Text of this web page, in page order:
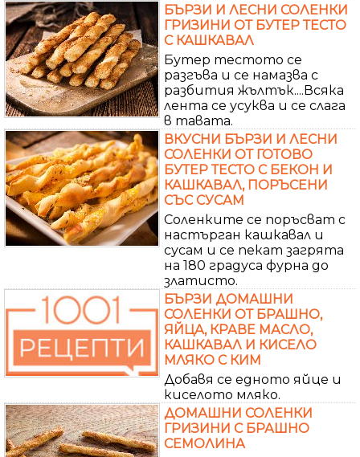
БЪРЗИ И ЛЕСНИ СОЛЕНКИ
ГРИЗИНИ ОТ БУТЕР ТЕСТО
С КАШКАВАЛ
Бутер тестото се
разгъва и се намазва с
разбития жълтък....Всяка
лента се усуква и се слага
в тавата.
ВКУСНИ БЪРЗИ И ЛЕСНИ
СОЛЕНКИ ОТ ГОТОВО
БУТЕР ТЕСТО С БЕКОН И
КАШКАВАЛ, ПОРЪСЕНИ
СЪС СУСАМ
Соленките се поръсват с
настърган кашкавал и
сусам и се пекат загрята
на 180 градуса фурна до
златисто.
БЪРЗИ ДОМАШНИ
СОЛЕНКИ ОТ БРАШНО,
ЯЙЦА, КРАВЕ МАСЛО,
КАШКАВАЛ И КИСЕЛО
МЛЯКО С КИМ
Добавя се едното яйце и
киселото мляко.
ДОМАШНИ СОЛЕНКИ
ГРИЗИНИ С БРАШНО
СЕМОЛИНА